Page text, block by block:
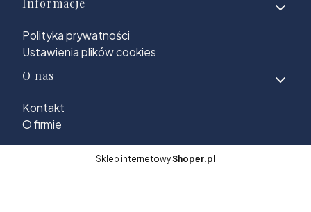
Informacje
Polityka prywatności
Ustawienia plików cookies
O nas
Kontakt
O firmie
Sklep internetowyShoper.pl